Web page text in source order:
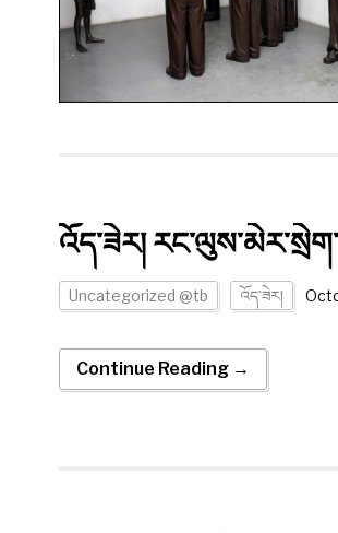
འོད་ཟེར།
Uncategorized @tb འོད་ཟེར།
Continue Reading →